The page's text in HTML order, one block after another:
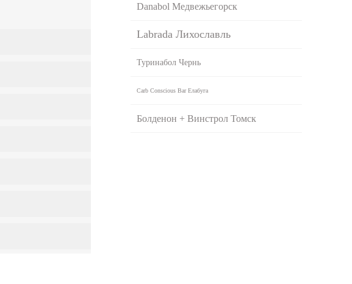
Danabol Медвежьегорск
Labrada Лихославль
Туринабол Чернь
Carb Conscious Bar Елабуга
Болденон + Винстрол Томск